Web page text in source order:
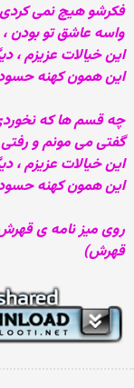
فکرشو هیچ نمی
واسه عاشق تو بودن
این خیالات عزیزم
این همون کهنه
چه قسم ها که
گفتی می مونم و
این خیالات عزیزم
این همون کهنه
روی میز نامه ی
قهرش)